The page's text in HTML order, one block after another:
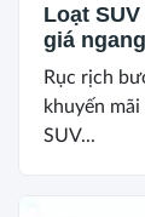
Loạt
giá
Rục rịch
khuyến
SUV...